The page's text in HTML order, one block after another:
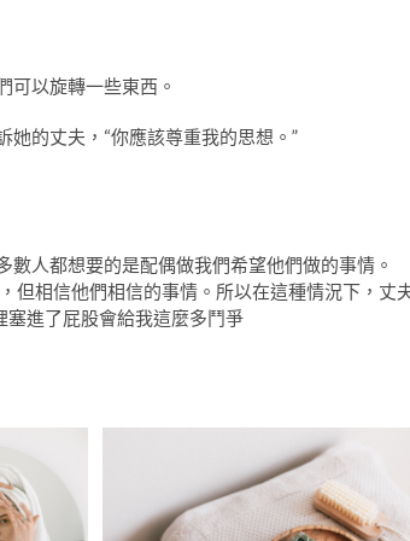
可以旋轉一些東西。
的丈夫，“你應該尊重我的思想。”
人都想要的是配偶做我們希望他們做的事情。
但相信他們相信的事情。所以在這種情況下，丈
塞進了屁股會給我這麼多鬥爭